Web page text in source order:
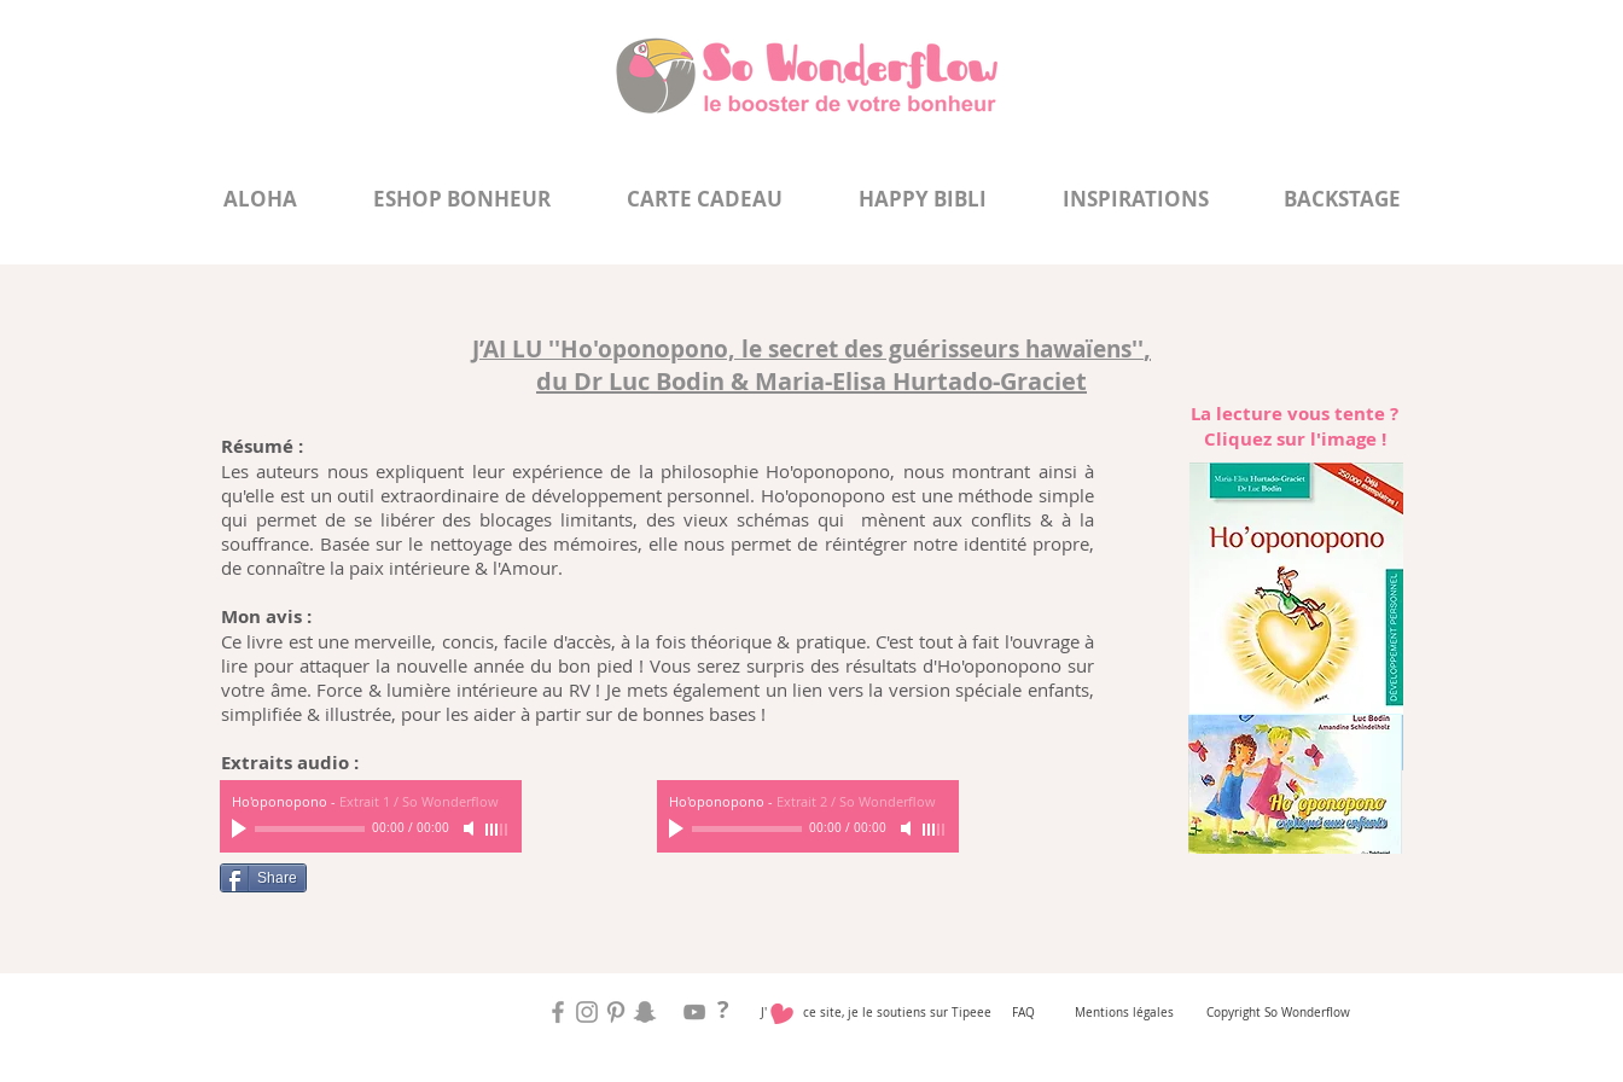
ALOHA ESHOP BONHEUR CARTE CADEAU HAPPY BIBLI INSPIRATIONS BACKSTAGE
J’AI LU ''Ho'oponopono, le secret des guérisseurs hawaïens'',
du Dr Luc Bodin & Maria-Elisa Hurtado-Graciet
La lecture vous tente ?
Cliquez sur l'image !
Résumé :
Les auteurs nous expliquent leur expérience de la philosophie Ho'oponopono, nous montrant ainsi à
qu'elle est un outil extraordinaire de développement personnel. Ho'oponopono est une méthode simple
qui permet de se libérer des blocages limitants, des vieux schémas qui mènent aux conflits & à la
souffrance. Basée sur le nettoyage des mémoires, elle nous permet de réintégrer notre identité propre,
de connaître la paix intérieure & l'Amour.
Mon avis :
Ce livre est une merveille, concis, facile d'accès, à la fois théorique & pratique. C'est tout à fait l'ouvrage à
lire pour attaquer la nouvelle année du bon pied ! Vous serez surpris des résultats d'Ho'oponopono sur
votre âme. Force & lumière intérieure au RV ! Je mets également un lien vers la version spéciale enfants,
simplifiée & illustrée, pour les aider à partir sur de bonnes bases !
Extraits audio :
Share
Ho'oponopono - Extrait 1 / So Wonderflow
00:00 / 00:00
Ho'oponopono - Extrait 2 / So Wonderflow
00:00 / 00:00
? J' ce site, je le soutiens sur Tipeee FAQ Mentions légales Copyright So Wonderflow